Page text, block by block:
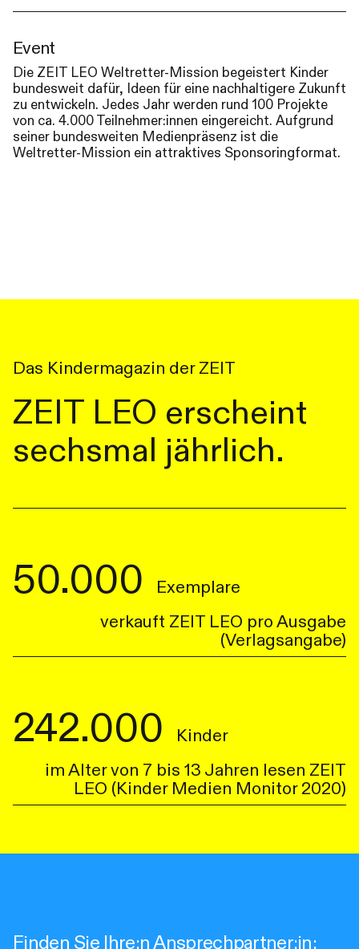
Event
Die ZEIT LEO Weltretter-Mission begeistert Kinder
bundesweit dafür, Ideen für eine nachhaltigere Zukunft
zu entwickeln. Jedes Jahr werden rund 100 Projekte
von ca. 4.000 Teilnehmer:innen eingereicht. Aufgrund
seiner bundesweiten Medienpräsenz ist die
Weltretter-Mission ein attraktives Sponsoringformat.
Das Kindermagazin der ZEIT
ZEIT LEO erscheint
sechsmal jährlich.
50.000
Exemplare
verkauft ZEIT LEO pro Ausgabe
(Verlagsangabe)
242.000
Kinder
im Alter von 7 bis 13 Jahren lesen ZEIT
LEO (Kinder Medien Monitor 2020)
Finden Sie Ihre:n Ansprechpartner:in: